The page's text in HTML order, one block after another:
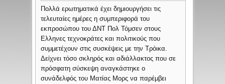
Πολλά ερωτηματικά έχει δημιουργήσει τις
τελευταίες ημέρες η συμπεριφορά του
εκπροσώπου του ΔΝΤ Πολ Τόμσεν στους
Ελληνες τεχνοκράτες και πολιτικούς που
συμμετέχουν στις συσκέψεις με την Τρόικα.
Δείχνει τόσο σκληρός και αδιάλλακτος που σε
πρόσφατη σύσκεψη αναγκάστηκε ο
συνάδελφός του Ματίας Μορς να παρέμβει